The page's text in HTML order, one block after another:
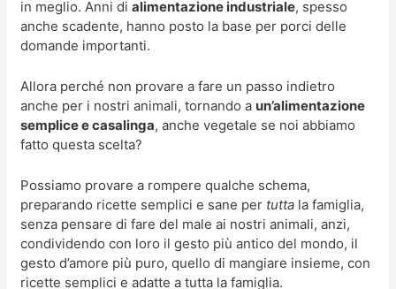
in meglio. Anni dialimentazione industriale, spesso
anche scadente, hanno posto la base per porci delle
domande importanti.
Allora perché non provare a fare un passo indietro
anche per i nostri animali, tornando a un’alimentazione
semplice e casalinga, anche vegetale se noi abbiamo
fatto questa scelta?
Possiamo provare a rompere qualche schema,
preparando ricette semplici e sane per tutta la famiglia,
senza pensare di fare del male ai nostri animali, anzi,
condividendo con loro il gesto più antico del mondo, il
gesto d’amore più puro, quello di mangiare insieme, con
ricette semplici e adatte a tutta la famiglia.